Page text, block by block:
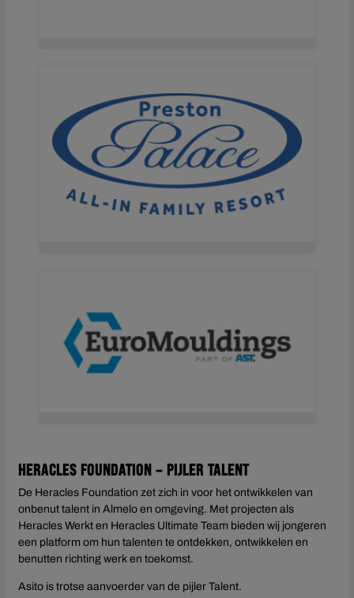
Heracles Foundation – Pijler Talent
De Heracles Foundation zet zich in voor het ontwikkelen van
onbenut talent in Almelo en omgeving. Met projecten als
Heracles Werkt en Heracles Ultimate Team bieden wij jongeren
een platform om hun talenten te ontdekken, ontwikkelen en
benutten richting werk en toekomst.
Asito is trotse aanvoerder van de pijler Talent.